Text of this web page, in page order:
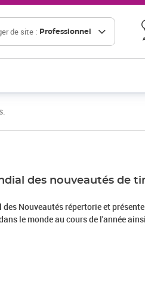
de site : Professionnel
des nouveautés de
Nouveautés répertorie et
le monde au cours de l'année
Tous les timbres sont cotés
intéresse tous les philatélistes qui
et particulièrement ceux qui se
la faune, les personnages